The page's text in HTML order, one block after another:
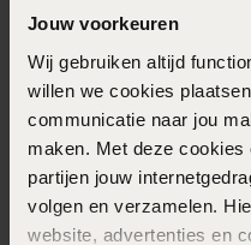
Jouw voorkeuren
Wij gebruiken altijd
willen we cookies
communicatie naar jou
maken. Met deze cookies
partijen jouw
volgen en verzamelen.
website, advertenties en
9 karaat hanger hart met
19999